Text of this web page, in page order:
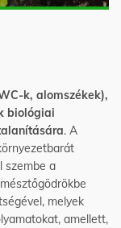
k, alomszékek),
biológiai
. A
szembe a
melyek
amellett,